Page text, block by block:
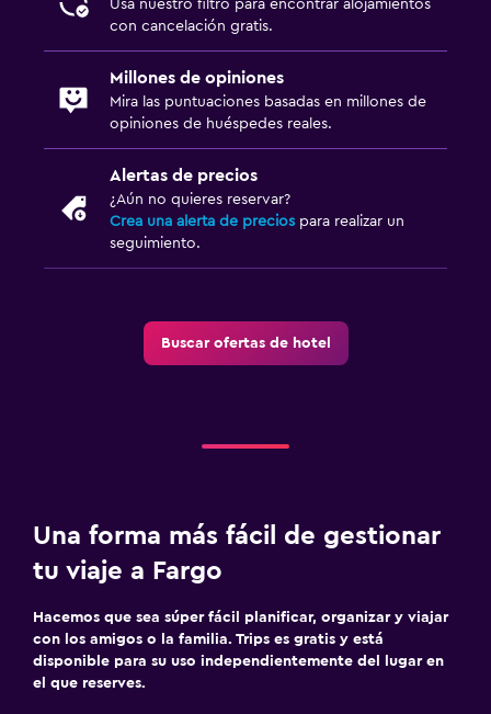
Usa nuestro filtro para encontrar alojamientos
con cancelación gratis.
Millones de opiniones
Mira las puntuaciones basadas en millones de
opiniones de huéspedes reales.
Alertas de precios
¿Aún no quieres reservar?
Crea una alerta de precios para realizar un
seguimiento.
Buscar ofertas de hotel
Una forma más fácil de gestionar
tu viaje a Fargo
Hacemos que sea súper fácil planificar, organizar y viajar
con los amigos o la familia. Trips es gratis y está
disponible para su uso independientemente del lugar en
el que reserves.